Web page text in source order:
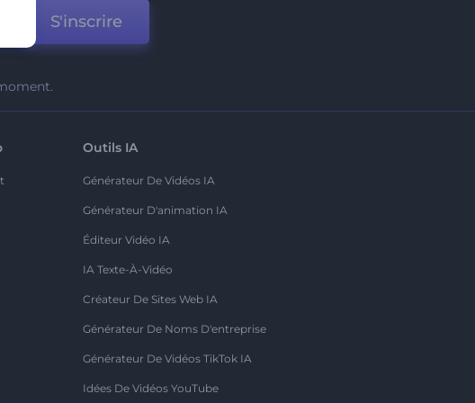
S'inscrire
Outils IA
Générateur De Vidéos IA
Générateur D'animation IA
Éditeur Vidéo IA
IA Texte-À-Vidéo
Créateur De Sites Web IA
Générateur De Noms D'entreprise
Générateur De Vidéos TikTok IA
Idées De Vidéos YouTube